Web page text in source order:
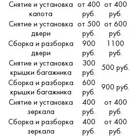
Снятие и установка
капота
от 400
руб.
от 400
руб.
Снятие и установка
двери
от 500
руб.
от 600
руб.
Сборка и разборка
двери
900
руб.
1100
руб.
Снятие и установка
крышки багажника
300
руб.
500 руб.
Сборка и разборка
крышки багажника
600
руб.
900 руб.
Снятие и установка
зеркала
400
руб.
от 400
руб.
Сборка и разборка
зеркала
400
руб.
от 400
руб.